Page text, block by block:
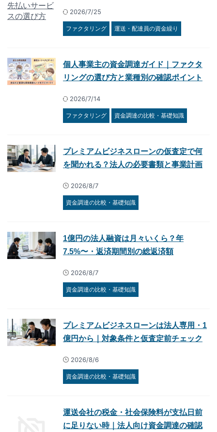
2026/7/25
ファクタリング 運送・配達員の資金繰り
個人事業主の資金調達ガイド｜ファクタ
リングの選び方と業種別の確認ポイント
2026/7/14
ファクタリング 資金調達の比較・基礎知識
プレミアムビジネスローンの仮査定で何
を聞かれる？法人の必要書類と事業計画
2026/8/7
資金調達の比較・基礎知識
1億円の法人融資は月々いくら？年
7.5%〜・返済期間別の総返済額
2026/8/7
資金調達の比較・基礎知識
プレミアムビジネスローンは法人専用・1
億円から｜対象条件と仮査定前チェック
2026/8/6
資金調達の比較・基礎知識
運送会社の税金・社会保険料が支払日前
に足りない時｜法人向け資金調達の確認